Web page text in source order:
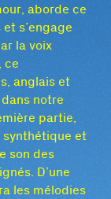
aborde ce
s’engage
la voix
ce
anglais et
notre
partie,
synthétique et
son des
D’une
les mélodies